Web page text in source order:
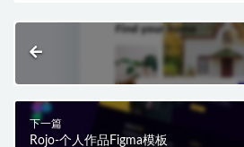
下一篇
Rojo-个人作品Figma模板